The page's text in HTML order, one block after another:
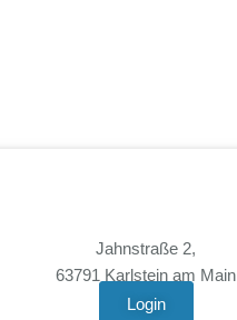
Jahnstraße 2,
63791 Karlstein am Main
Login